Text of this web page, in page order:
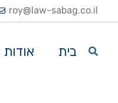
roy@law-sabag.co.il
בית